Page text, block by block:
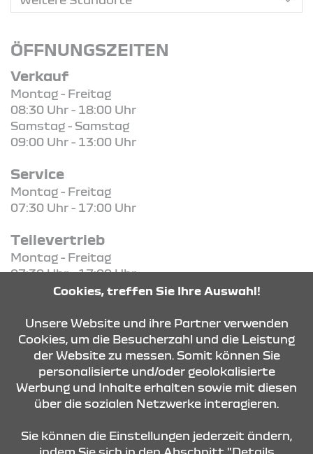
ÖFFNUNGSZEITEN
Verkauf
Montag - Freitag
08:30 Uhr - 18:00 Uhr
Samstag - Samstag
09:00 Uhr - 13:00 Uhr
Service
Montag - Freitag
07:30 Uhr - 17:00 Uhr
Teilevertrieb
Montag - Freitag
07:30 Uhr - 17:00 Uhr
KONTAKT & ANFAHRT
ÖFFNUNGSZEITEN
STANDORTE
Cookies, treffen Sie Ihre Auswahl!
Unsere Website und ihre Partner verwenden
Cookies, um die Besucherzahl und die Leistung
der Website zu messen. Somit können Sie
personalisierte und/oder geolokalisierte
Werbung und Inhalte erhalten sowie mit diesen
über die sozialen Netzwerke interagieren.
Sie können die Einstellungen jederzeit ändern,